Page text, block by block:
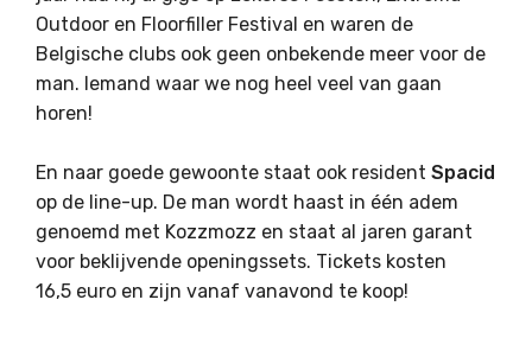
Outdoor en Floorfiller Festival en waren de
Belgische clubs ook geen onbekende meer voor de
man. Iemand waar we nog heel veel van gaan
horen!
En naar goede gewoonte staat ook resident Spacid
op de line-up. De man wordt haast in één adem
genoemd met Kozzmozz en staat al jaren garant
voor beklijvende openingssets. Tickets kosten
16,5 euro en zijn vanaf vanavond te koop!